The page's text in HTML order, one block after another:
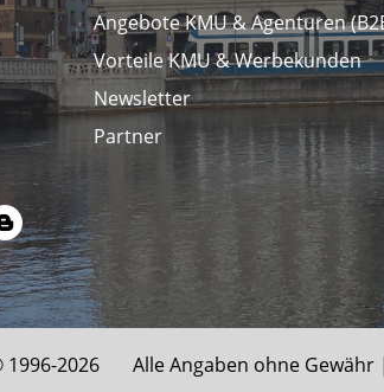
Angebote KMU & Agenturen
Vorteile KMU & Werbekunden
Newsletter
Partner
1996-2026 Alle Angaben ohne Gewähr |